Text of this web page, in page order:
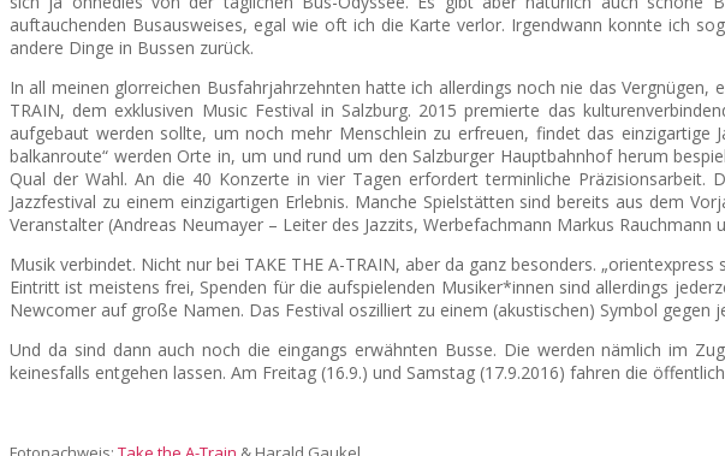
SEATS
auftauchenden Busausweises, egal wie oft ich die Karte verlor. Irgendwann konnte ich
andere Dinge in Bussen zurück.
In all meinen glorreichen Busfahrjahrzehnten hatte ich allerdings noch nie das
TRAIN, dem exklusiven Music Festival in Salzburg. 2015 premierte das
aufgebaut werden sollte, um noch mehr Menschlein zu erfreuen, findet das
balkanroute“ werden Orte in, um und rund um den Salzburger Hauptbahnhof herum
Qual der Wahl. An die 40 Konzerte in vier Tagen erfordert terminliche Präzisionsarbeit.
Jazzfestival zu einem einzigartigen Erlebnis. Manche Spielstätten sind bereits aus dem
Veranstalter (Andreas Neumayer – Leiter des Jazzits, Werbefachmann Markus
Musik verbindet. Nicht nur bei TAKE THE A-TRAIN, aber da ganz besonders.
Eintritt ist meistens frei, Spenden für die aufspielenden Musiker*innen sind allerdings
Newcomer auf große Namen. Das Festival oszilliert zu einem (akustischen) Symbol gegen
Und da sind dann auch noch die eingangs erwähnten Busse. Die werden nämlich im
keinesfalls entgehen lassen. Am Freitag (16.9.) und Samstag (17.9.2016) fahren die